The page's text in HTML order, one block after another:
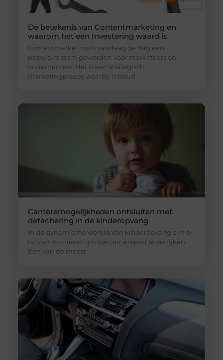
De betekenis van Contentmarketing en
waarom het een Investering waard is
Contentmarketing is vandaag de dag een
populaire term geworden voor marketeers en
ondernemers. Het is een strategisch
marketingproces waarbij inhoud
Carrièremogelijkheden ontsluiten met
detachering in de kinderopvang
In de dynamische wereld van kinderopvang zijn er
tal van manieren om uw carrièrepad te verrijken.
Een van de meest